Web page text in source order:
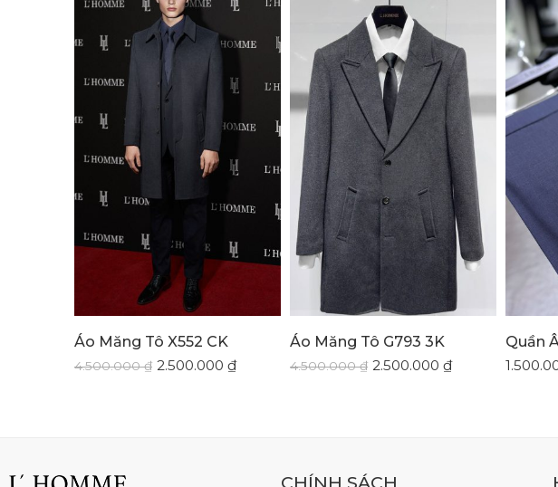
Áo Măng Tô X552 CK
4.500.000₫ 2.500.000 ₫
Áo Măng Tô G793 3K
4.500.000₫ 2.500.000 ₫
Quần